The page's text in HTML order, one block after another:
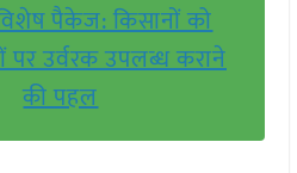
पैकेज: किसानों को
पर उर्वरक उपलब्ध कराने
की पहल